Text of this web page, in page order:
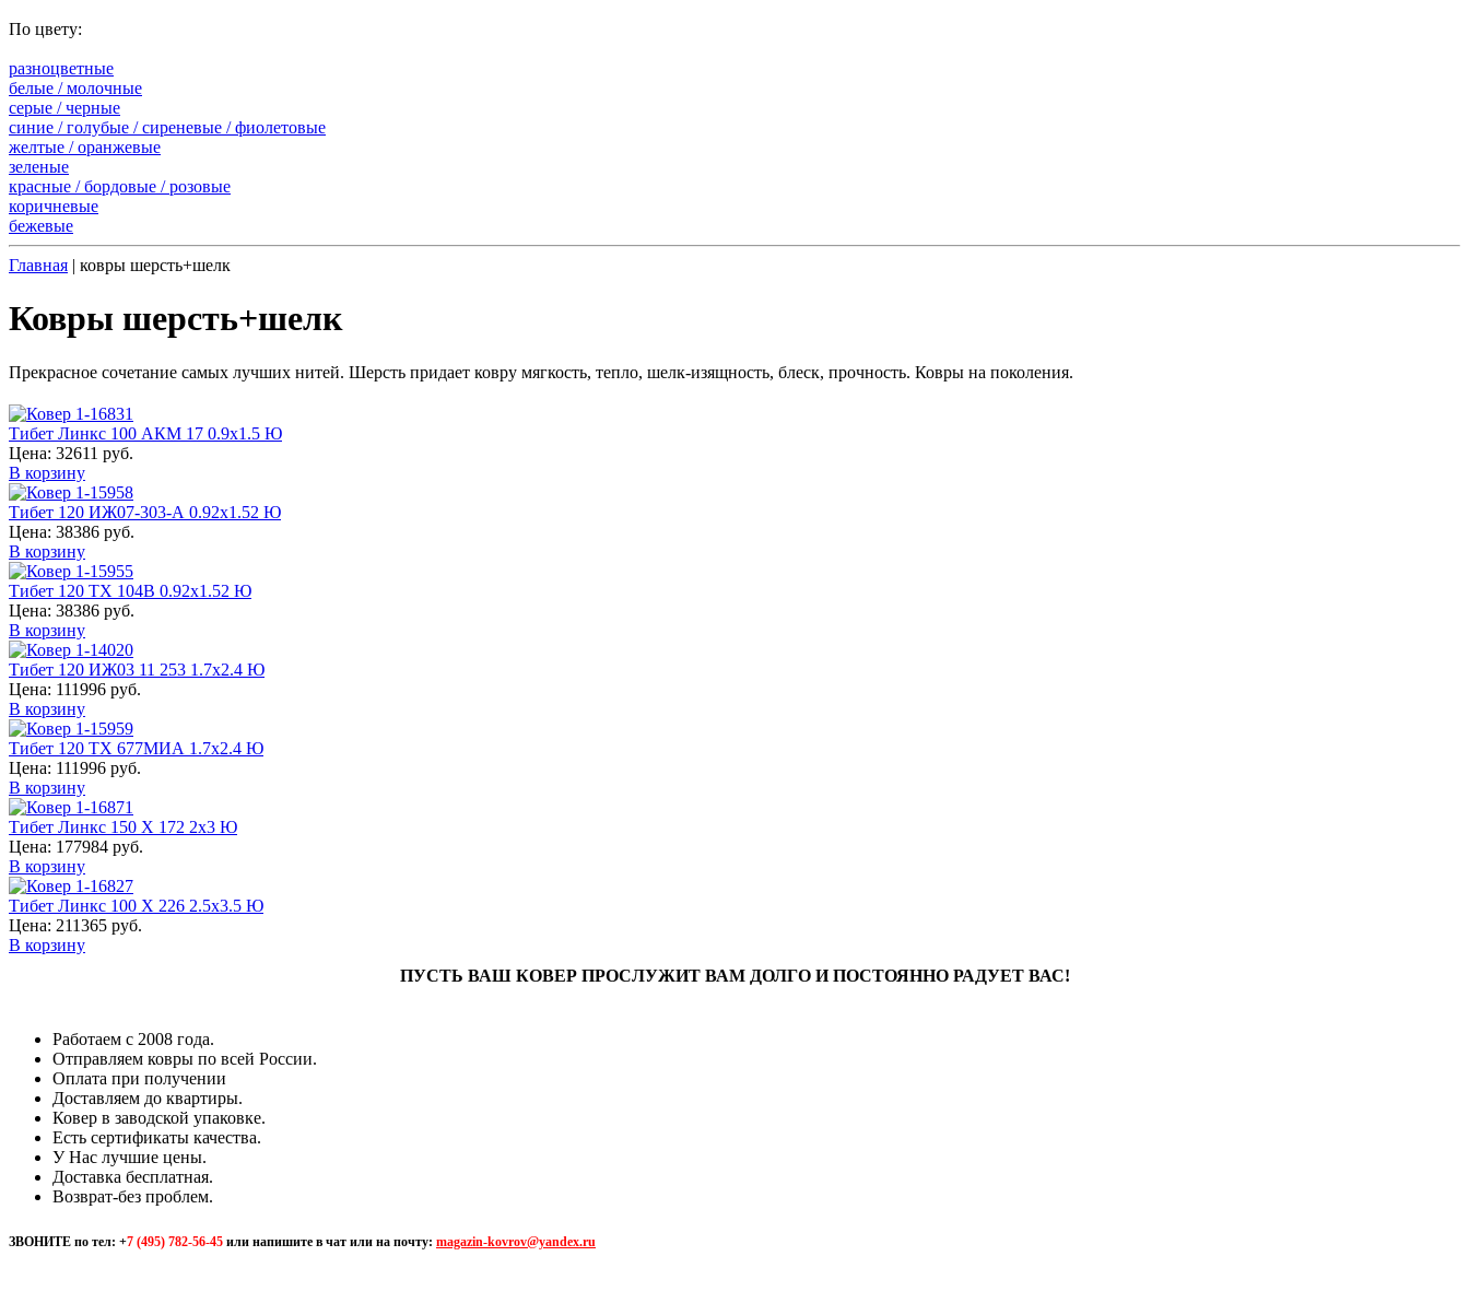
По цвету:
разноцветные
белые / молочные
серые / черные
синие / голубые / сиреневые / фиолетовые
желтые / оранжевые
зеленые
красные / бордовые / poзовые
коричневые
бежевые
Главная | ковры шерсть+шелк
Ковры шерсть+шелк
Прекрасное сочетание самых лучших нитей. Шерсть придает ковру мягкость, тепло, шелк-изящность, блеск, прочность. Ковры на поколения.
Тибет Линкс 100 АКМ 17 0.9x1.5 Ю
Цена: 32611 руб.
В корзину
Тибет 120 ИЖ07-303-А 0.92x1.52 Ю
Цена: 38386 руб.
В корзину
Тибет 120 ТХ 104В 0.92x1.52 Ю
Цена: 38386 руб.
В корзину
Тибет 120 ИЖ03 11 253 1.7x2.4 Ю
Цена: 111996 руб.
В корзину
Тибет 120 ТХ 677МИА 1.7x2.4 Ю
Цена: 111996 руб.
В корзину
Тибет Линкс 150 Х 172 2x3 Ю
Цена: 177984 руб.
В корзину
Тибет Линкс 100 Х 226 2.5x3.5 Ю
Цена: 211365 руб.
В корзину
ПУСТЬ ВАШ КОВЕР ПРОСЛУЖИТ ВАМ ДОЛГО И ПОСТОЯННО РАДУЕТ ВАС!
Работаем с 2008 года.
Отправляем ковры по всей России.
Оплата при получении
Доставляем до квартиры.
Ковер в заводской упаковке.
Есть сертификаты качества.
У Нас лучшие цены.
Доставка бесплатная.
Возврат-без проблем.
ЗВОНИТЕ по тел: +7 (495) 782-56-45 или напишите в чат или на почту: magazin-kovrov@yandex.ru